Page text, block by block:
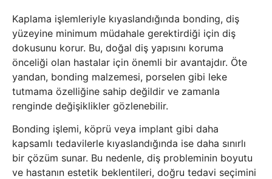
Kaplama işlemleriyle kıyaslandığında bonding, diş
yüzeyine minimum müdahale gerektirdiği için diş
dokusunu korur. Bu, doğal diş yapısını koruma
önceliği olan hastalar için önemli bir avantajdır. Öte
yandan, bonding malzemesi, porselen gibi leke
tutmama özelliğine sahip değildir ve zamanla
renginde değişiklikler gözlenebilir.
Bonding işlemi, köprü veya implant gibi daha
kapsamlı tedavilerle kıyaslandığında ise daha sınırlı
bir çözüm sunar. Bu nedenle, diş probleminin boyutu
ve hastanın estetik beklentileri, doğru tedavi seçimini